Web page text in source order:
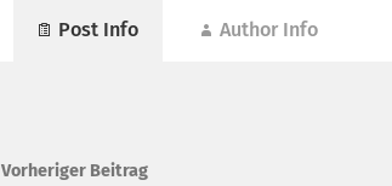
Post Info Author Info
Vorheriger Beitrag